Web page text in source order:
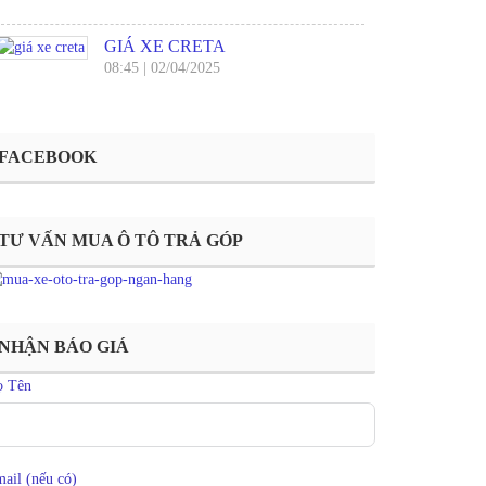
GIÁ XE CRETA
08:45 02/04/2025
VẤN MUA Ô TÔ TRẢ GÓP
BÁO GIÁ
Tên
(nếu có)